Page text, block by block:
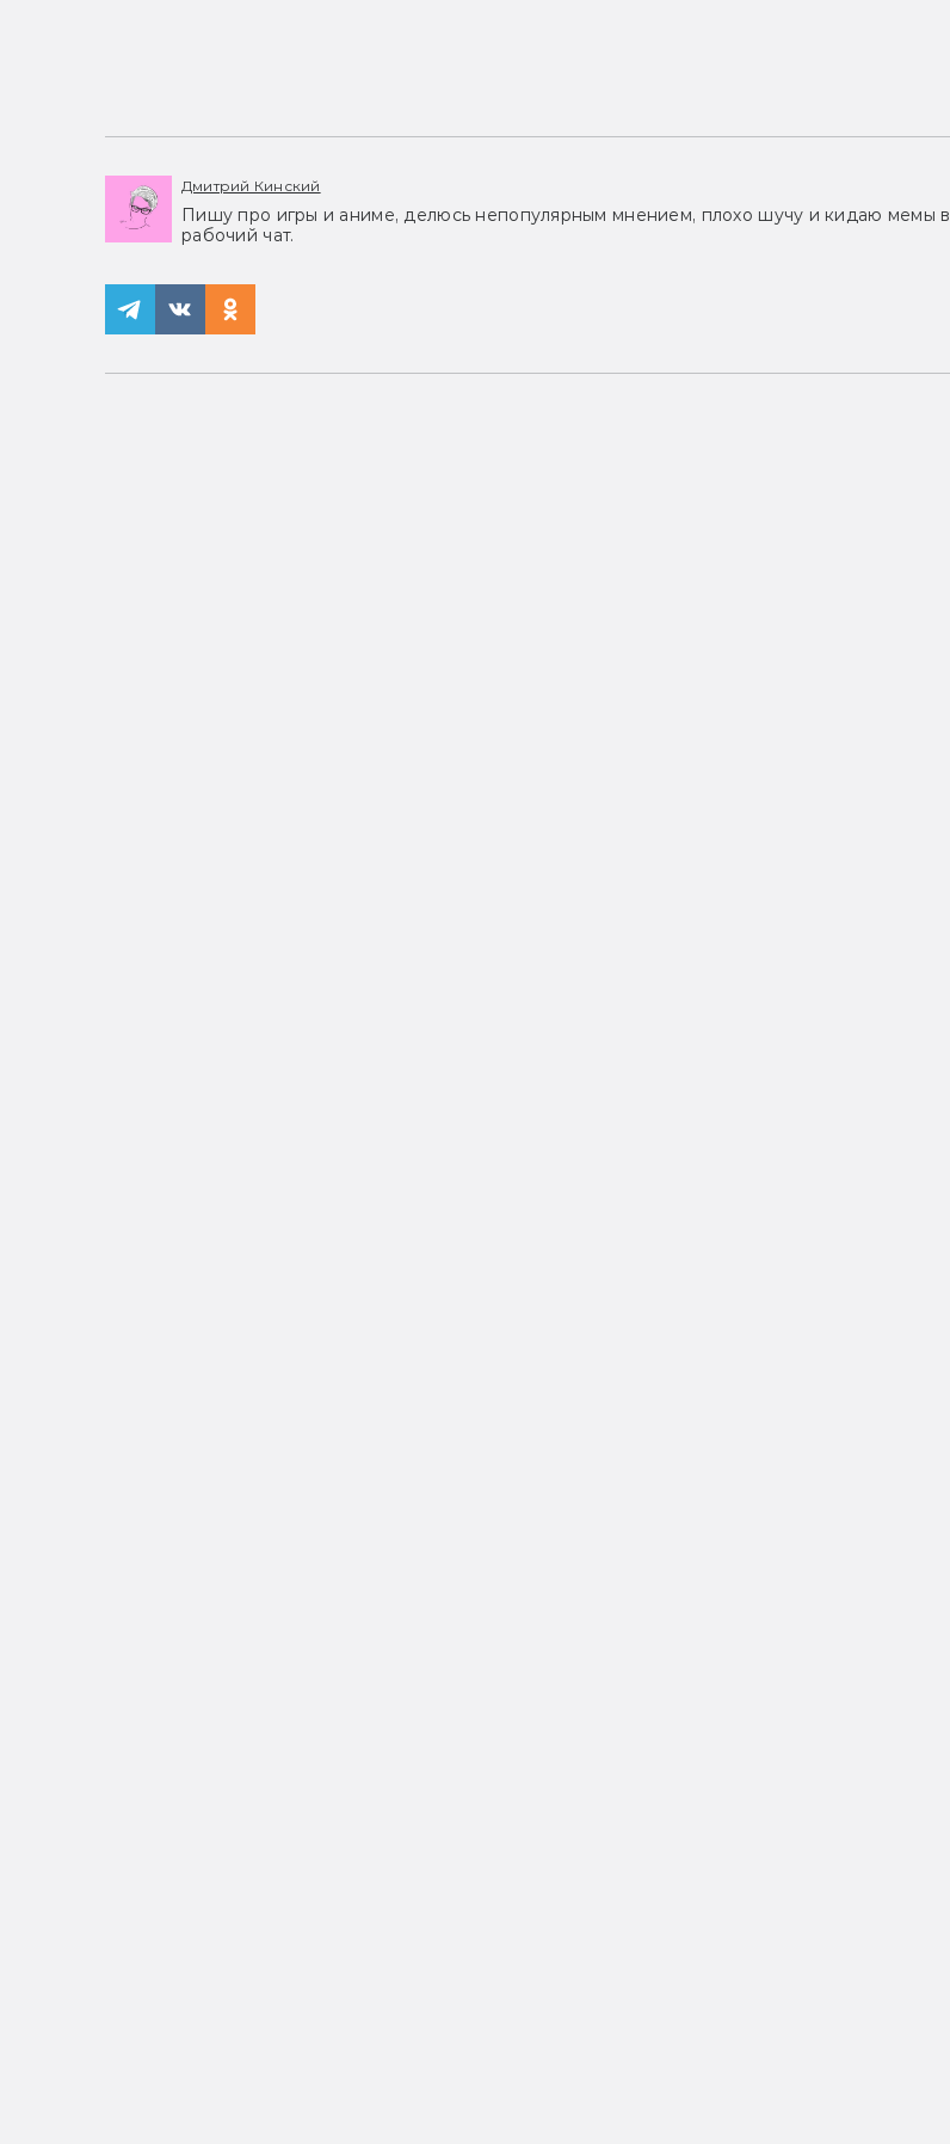
Дмитрий Кинский
Пишу про игры и аниме, делюсь непопулярным мнением, плохо шучу и кидаю мемы в
рабочий чат.